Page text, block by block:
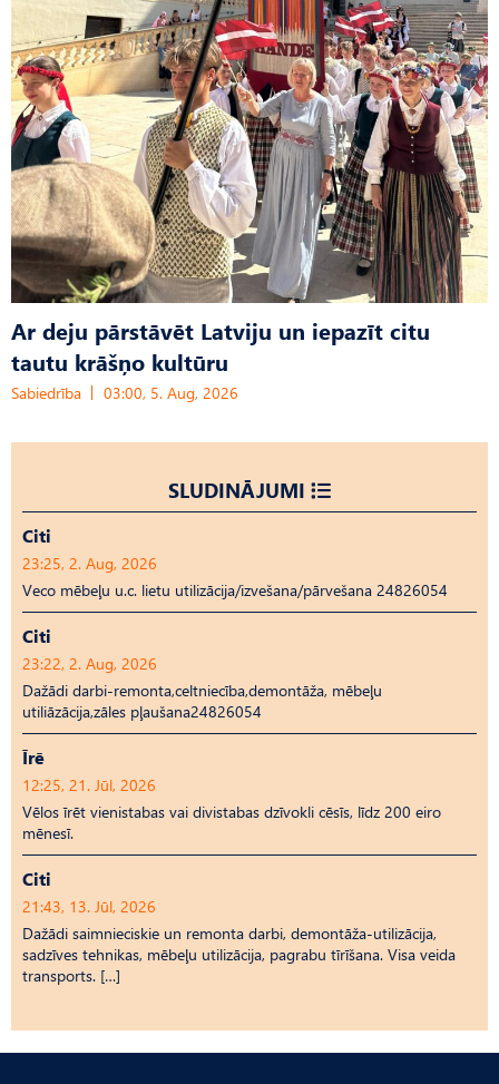
Ar deju pārstāvēt Latviju un iepazīt citu
tautu krāšņo kultūru
Sabiedrība 03:00, 5. Aug, 2026
SLUDINĀJUMI
Citi
23:25, 2. Aug, 2026
Veco mēbeļu u.c. lietu utilizācija/izvešana/pārvešana 24826054
Citi
23:22, 2. Aug, 2026
Dažādi darbi-remonta,celtniecība,demontāža, mēbeļu
utiliāzācija,zāles pļaušana24826054
Īrē
12:25, 21. Jūl, 2026
Vēlos īrēt vienistabas vai divistabas dzīvokli cēsīs, līdz 200 eiro
mēnesī.
Citi
21:43, 13. Jūl, 2026
Dažādi saimnieciskie un remonta darbi, demontāža-utilizācija,
sadzīves tehnikas, mēbeļu utilizācija, pagrabu tīrīšana. Visa veida
transports. […]